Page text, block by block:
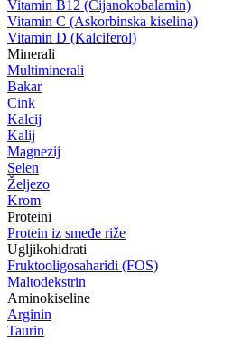
Vitamin B12 (Cijanokobalamin)
Vitamin C (Askorbinska kiselina)
Vitamin D (Kalciferol)
Minerali
Multiminerali
Bakar
Cink
Kalcij
Kalij
Magnezij
Selen
Željezo
Krom
Proteini
Protein iz smeđe riže
Ugljikohidrati
Fruktooligosaharidi (FOS)
Maltodekstrin
Aminokiseline
Arginin
Taurin